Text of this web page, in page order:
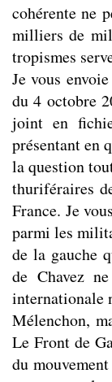
cohérente ne
milliers de
tropismes
Je vous
du 4 octobre
joint en
présentant en
la question
thuriféraires
France. Je
parmi les
de la gauche
de Chavez
internationale
Mélenchon,
Le Front de
du